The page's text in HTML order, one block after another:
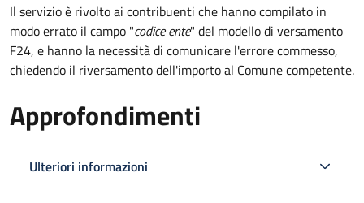
Il servizio è rivolto ai contribuenti che hanno compilato in
modo errato il campo "codice ente" del modello di versamento
F24, e hanno la necessità di comunicare l'errore commesso,
chiedendo il riversamento dell'importo al Comune competente.
Approfondimenti
Ulteriori informazioni